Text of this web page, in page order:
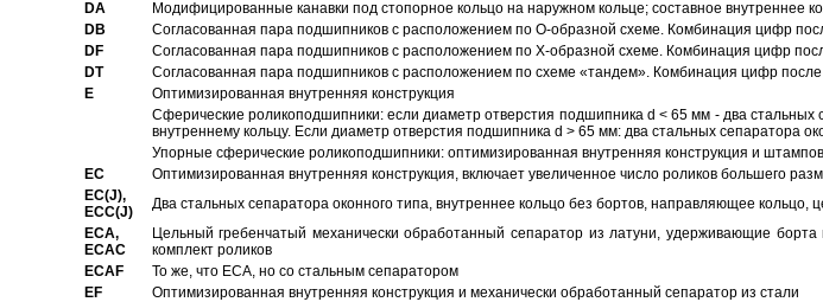
DA
Модифицированные канавки под стопорное кольцо на наружном кольце; составное внутреннее
DB
Согласованная пара подшипников с расположением по О-образной схеме. Комбинация цифр
DF
Согласованная пара подшипников с расположением по Х-образной схеме. Комбинация цифр
DT
Согласованная пара подшипников с расположением по схеме «тандем». Комбинация цифр после
E
Оптимизированная внутренняя конструкция
Сферические роликоподшипники: если диаметр отверстия подшипника d < 65 мм - два
внутреннему кольцу. Если диаметр отверстия подшипника d > 65 мм: два стальных сепаратора
Упорные сферические роликоподшипники: оптимизированная внутренняя конструкция и
EC
Oптимизированная внутренняя конструкция, включает увеличенное число роликов большего
EC(J),
ECC(J)
Два стальных сепаратора оконного типа, внутреннее кольцо без бортов, направляющее кольцо,
ECA,
ECAC
Цельный гребенчатый механически обработанный сепаратор из латуни, удерживающие
комплект роликов
ECAF
То же, что ECA, но со стальным сепаратором
EF
Оптимизированная внутренняя конструкция и механически обработанный сепаратор из стали